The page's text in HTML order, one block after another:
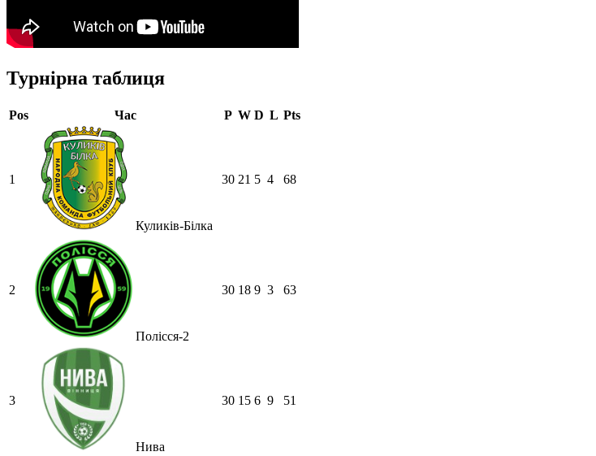
Турнірна таблиця
Pos Час P W D L Pts
1
Куликів-Білка
30 21 5 4 68
2
Полісся-2
30 18 9 3 63
3
Нива
30 15 6 9 51